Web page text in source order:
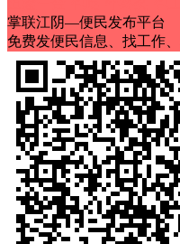
掌联江阴—便民发布平台
免费发便民信息、找工作